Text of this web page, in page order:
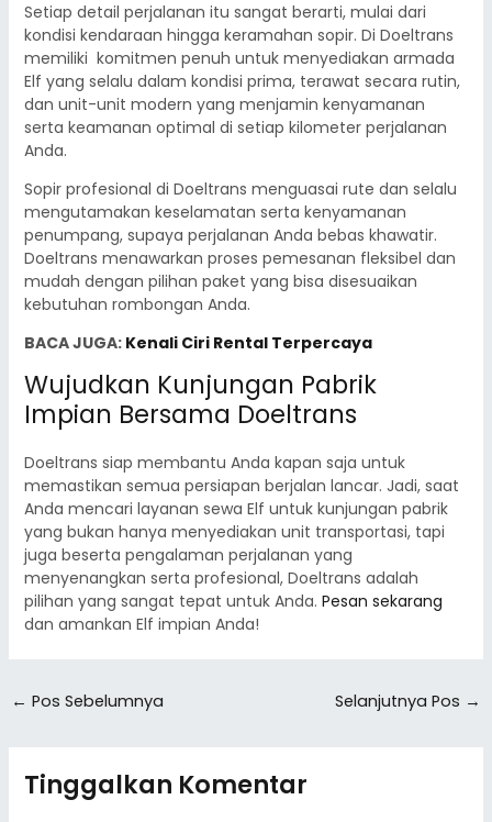
Setiap detail perjalanan itu sangat berarti, mulai dari
kondisi kendaraan hingga keramahan sopir. Di Doeltrans
memiliki komitmen penuh untuk menyediakan armada
Elf yang selalu dalam kondisi prima, terawat secara rutin,
dan unit-unit modern yang menjamin kenyamanan
serta keamanan optimal di setiap kilometer perjalanan
Anda.
Sopir profesional di Doeltrans menguasai rute dan selalu
mengutamakan keselamatan serta kenyamanan
penumpang, supaya perjalanan Anda bebas khawatir.
Doeltrans menawarkan proses pemesanan fleksibel dan
mudah dengan pilihan paket yang bisa disesuaikan
kebutuhan rombongan Anda.
BACA JUGA: Kenali Ciri Rental Terpercaya
Wujudkan Kunjungan Pabrik
Impian Bersama Doeltrans
Doeltrans siap membantu Anda kapan saja untuk
memastikan semua persiapan berjalan lancar. Jadi, saat
Anda mencari layanan sewa Elf untuk kunjungan pabrik
yang bukan hanya menyediakan unit transportasi, tapi
juga beserta pengalaman perjalanan yang
menyenangkan serta profesional, Doeltrans adalah
pilihan yang sangat tepat untuk Anda. Pesan sekarang
dan amankan Elf impian Anda!
← Pos Sebelumnya Selanjutnya Pos →
Tinggalkan Komentar